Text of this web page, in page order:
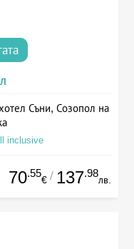
Съни, Созопол на
inclusive
70.55
€ / 137.98
лв.